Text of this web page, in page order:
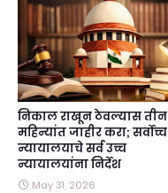
निकाल राखून ठेवल्यास तीन
महिन्यांत जाहीर करा; सर्वोच्च
न्यायालयाचे सर्व उच्च
न्यायालयांना निर्देश
May 31, 2026